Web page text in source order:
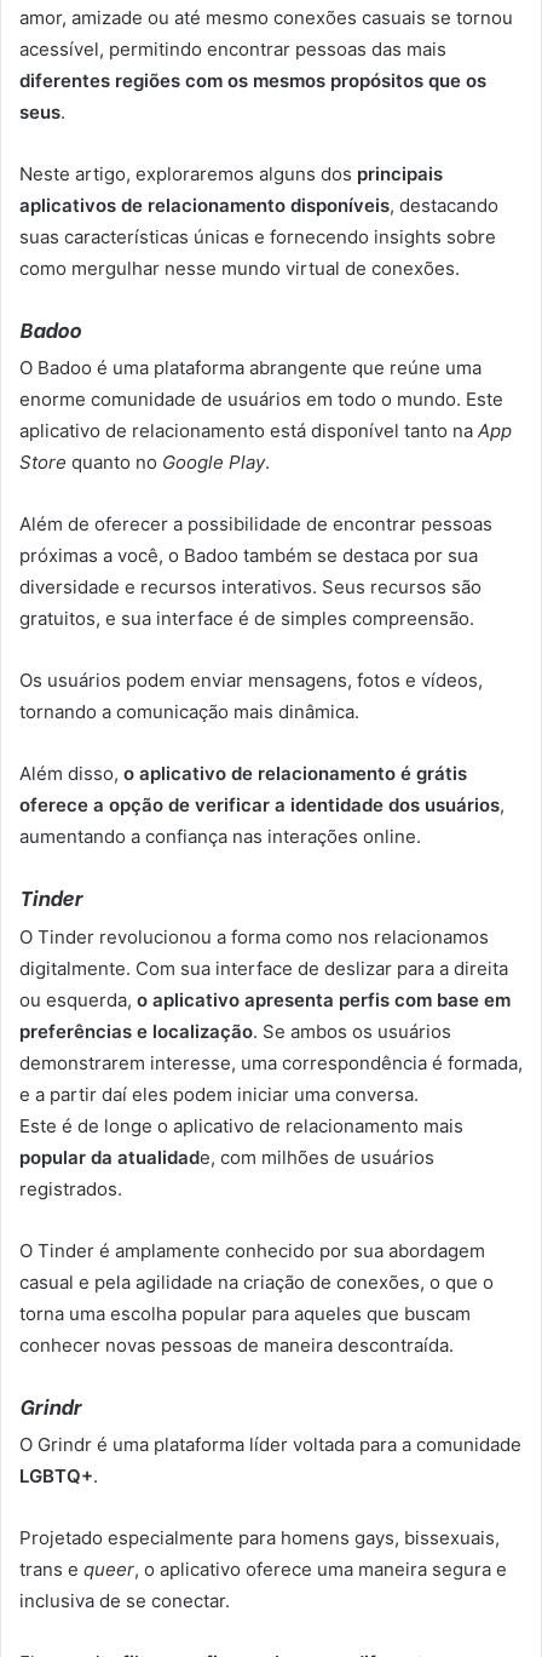
amor, amizade ou até mesmo conexões casuais se tornou
acessível, permitindo encontrar pessoas das mais
diferentes regiões com os mesmos propósitos que os
seus.
Neste artigo, exploraremos alguns dos principais
aplicativos de relacionamento disponíveis, destacando
suas características únicas e fornecendo insights sobre
como mergulhar nesse mundo virtual de conexões.
Badoo
O Badoo é uma plataforma abrangente que reúne uma
enorme comunidade de usuários em todo o mundo. Este
aplicativo de relacionamento está disponível tanto na App
Store quanto no Google Play.
Além de oferecer a possibilidade de encontrar pessoas
próximas a você, o Badoo também se destaca por sua
diversidade e recursos interativos. Seus recursos são
gratuitos, e sua interface é de simples compreensão.
Os usuários podem enviar mensagens, fotos e vídeos,
tornando a comunicação mais dinâmica.
Além disso, o aplicativo de relacionamento é grátis
oferece a opção de verificar a identidade dos usuários,
aumentando a confiança nas interações online.
Tinder
O Tinder revolucionou a forma como nos relacionamos
digitalmente. Com sua interface de deslizar para a direita
ou esquerda, o aplicativo apresenta perfis com base em
preferências e localização. Se ambos os usuários
demonstrarem interesse, uma correspondência é formada,
e a partir daí eles podem iniciar uma conversa.
Este é de longe o aplicativo de relacionamento mais
popular da atualidade, com milhões de usuários
registrados.
O Tinder é amplamente conhecido por sua abordagem
casual e pela agilidade na criação de conexões, o que o
torna uma escolha popular para aqueles que buscam
conhecer novas pessoas de maneira descontraída.
Grindr
O Grindr é uma plataforma líder voltada para a comunidade
LGBTQ+.
Projetado especialmente para homens gays, bissexuais,
trans e queer, o aplicativo oferece uma maneira segura e
inclusiva de se conectar.